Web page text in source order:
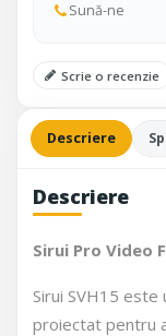
Sună-ne
Scrie o recenzie
Descriere
Descriere
Sirui Pro Video
Sirui SVH15
proiectat pentru